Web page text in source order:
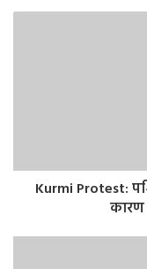
Kurmi Protest:
कारण